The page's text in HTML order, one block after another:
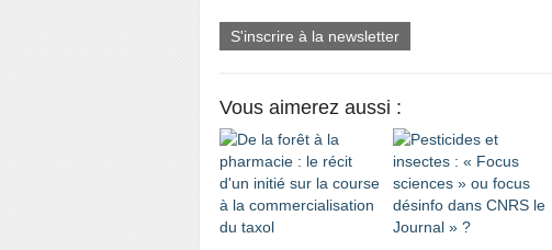
S'inscrire à la newsletter
Vous aimerez aussi :